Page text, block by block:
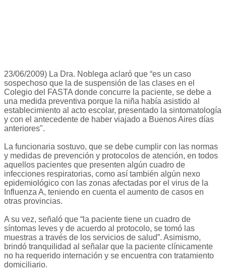
23/06/2009) La Dra. Noblega aclaró que “es un caso
sospechoso que la de suspensión de las clases en el
Colegio del FASTA donde concurre la paciente, se debe a
una medida preventiva porque la niña había asistido al
establecimiento al acto escolar, presentado la sintomatología
y con el antecedente de haber viajado a Buenos Aires días
anteriores".
La funcionaria sostuvo, que se debe cumplir con las normas
y medidas de prevención y protocolos de atención, en todos
aquellos pacientes que presenten algún cuadro de
infecciones respiratorias, como así también algún nexo
epidemiológico con las zonas afectadas por el virus de la
Influenza A, teniendo en cuenta el aumento de casos en
otras provincias.
A su vez, señaló que “la paciente tiene un cuadro de
síntomas leves y de acuerdo al protocolo, se tomó las
muestras a través de los servicios de salud”. Asimismo,
brindó tranquilidad al señalar que la paciente clínicamente
no ha requerido internación y se encuentra con tratamiento
domiciliario.